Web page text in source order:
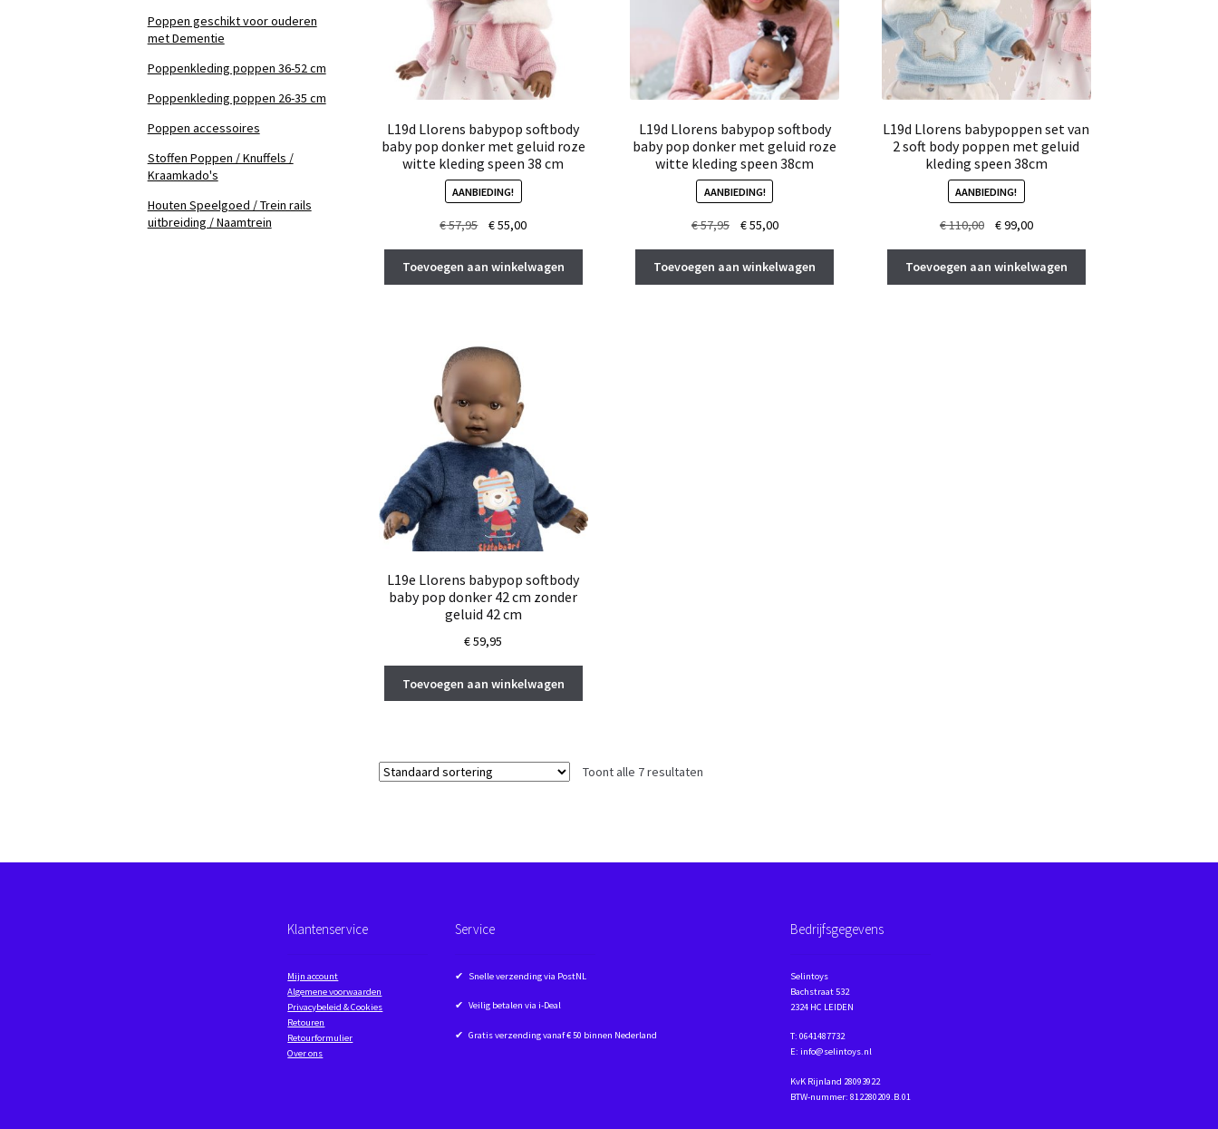
L19d Llorens babypop softbody
baby pop donker met geluid roze
witte kleding speen 38 cm
AANBIEDING!
€57,95
Oorspronkelijke
was:
€ 57,95.
€55,00Huidige
is:
€ 55,00.
Toevoegen aan winkelwagen
L19d Llorens babypop softbody
baby pop donker met geluid roze
witte kleding speen 38cm
AANBIEDING!
€57,95
Oorspronkelijke
was:
€ 57,95.
€55,00Huidige
is:
€ 55,00.
Toevoegen aan winkelwagen
L19d Llorens babypoppen set van
2 soft body poppen met geluid
kleding speen 38cm
AANBIEDING!
€110,00
Oorspronkelijke
was:
€ 110,00.
€99,00Huidige
is:
€ 99,00.
Toevoegen aan winkelwagen
L19e Llorens babypop softbody
baby pop donker 42 cm zonder
geluid 42 cm
€59,95
Toevoegen aan winkelwagen
Toont alle 7 resultaten
Poppen geschikt voor ouderen
met Dementie
Poppenkleding poppen 36-52 cm
Poppenkleding poppen 26-35 cm
Poppen accessoires
Stoffen Poppen / Knuffels /
Kraamkado's
Houten Speelgoed / Trein rails
uitbreiding / Naamtrein
Klantenservice
Mijn account
Algemene voorwaarden
Privacybeleid & Cookies
Retouren
Retourformulier
Over ons
Service
✔ Snelle verzending via PostNL
✔ Veilig betalen via i-Deal
✔ Gratis verzending vanaf € 50 binnen Nederland
Bedrijfsgegevens
Selintoys
Bachstraat 532
2324 HC LEIDEN
T: 0641487732
E: info@selintoys.nl
KvK Rijnland 28093922
BTW-nummer: 812280209.B.01